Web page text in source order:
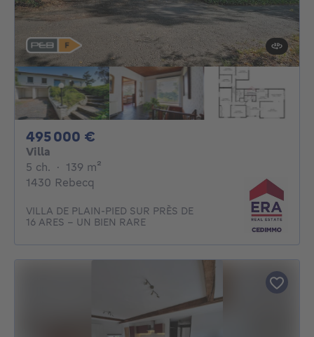
495 000 €
Villa
5 ch. 5 chambres
· 139 m²
1430 Rebecq
VILLA DE PLAIN-PIED SUR PRÈS DE
16 ARES – UN BIEN RARE